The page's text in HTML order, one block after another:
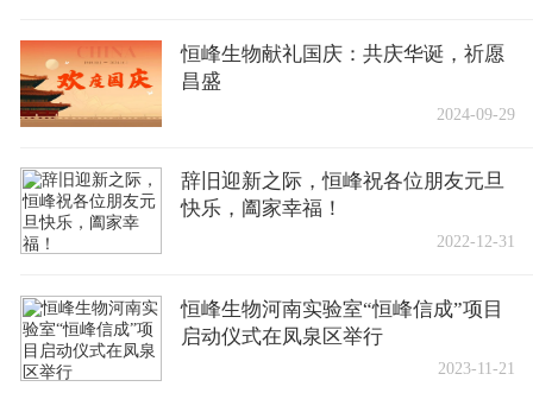
恒峰生物献礼国庆：共庆华诞，祈愿
昌盛
2024-09-29
辞旧迎新之际，恒峰祝各位朋友元旦
快乐，阖家幸福！
2022-12-31
恒峰生物河南实验室“恒峰信成”项目
启动仪式在凤泉区举行
2023-11-21